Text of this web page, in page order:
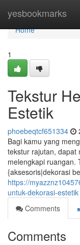
yesbookmarks
Home
Home
1
Tekstur
Estetik
phoebeqtcf651334
Bagi kamu yang
tekstur rajutan, dapat
melengkapi ruangan.
{aksesoris|dekorasi
https://
untuk-dekorasi-estetik
Comments
Comments